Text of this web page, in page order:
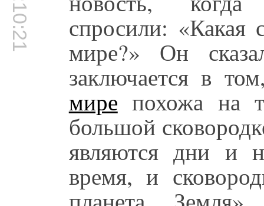
спросили: «Какая
мире?» Он
заключается в
мире похожа на
большой
являются дни и
время, и